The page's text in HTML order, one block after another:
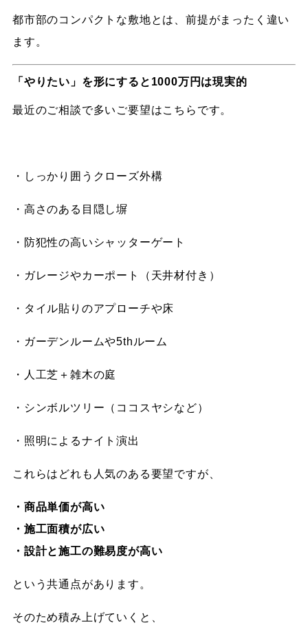
都市部のコンパクトな敷地とは、前提がまったく違い
ます。
「やりたい」を形にすると1000万円は現実的
最近のご相談で多いご要望はこちらです。
・しっかり囲うクローズ外構
・高さのある目隠し塀
・防犯性の高いシャッターゲート
・ガレージやカーポート（天井材付き）
・タイル貼りのアプローチや床
・ガーデンルームや5thルーム
・人工芝＋雑木の庭
・シンボルツリー（ココスヤシなど）
・照明によるナイト演出
これらはどれも人気のある要望ですが、
・商品単価が高い
・施工面積が広い
・設計と施工の難易度が高い
という共通点があります。
そのため積み上げていくと、